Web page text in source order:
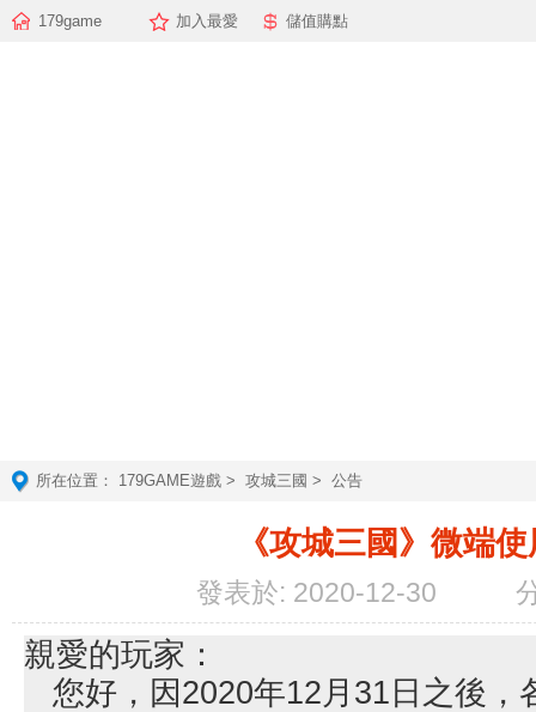
179game 加入最愛 儲值購點
所在位置： 179GAME遊戲 > 攻城三國 > 公告
《攻城三國》微端
發表於: 2020-12-30
親愛的玩家：
您好，因2020年12月31日之後，